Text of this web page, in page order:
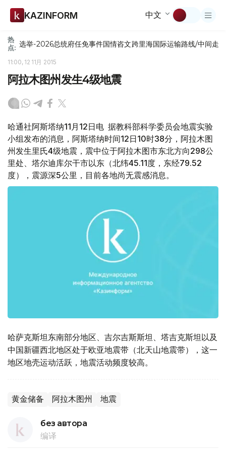
KAZINFORM 中文
热
点: 选举-2026总统府任免事件国情咨文跨里海国际运输路线/中间走廊
11:00, 12 11月 2015
阿拉木图州发生4级地震
哈通社阿斯塔纳11月12日电 据教科部科学委员会地震实验
小组发布的消息，阿斯塔纳时间12日10时38分，阿拉木图
州发生里氏4级地震，震中位于阿拉木图市东北方向298公
里处、塔尔迪库尔干市以东（北纬45.11度，东经79.52
度），震源深5公里，目前各地尚无震感消息。
哈萨克斯坦东南部分地区、吉尔吉斯斯坦、塔吉克斯坦以及
中国新疆西北地区处于欧亚地震带（北天山地震带），这一
地区地壳运动活跃，地震活动频度较高。
黄金储备 阿拉木图州 地震
без автора
编译